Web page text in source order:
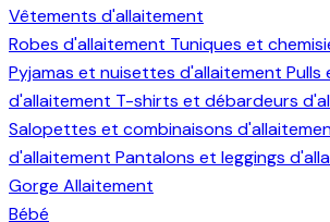
Vêtements d'allaitement
Robes d'allaitement Tuniques et
Pyjamas et nuisettes d'allaitement Pulls
d'allaitement T-shirts et débardeurs
Salopettes et combinaisons
d'allaitement Pantalons et leggings
Gorge Allaitement
Bébé